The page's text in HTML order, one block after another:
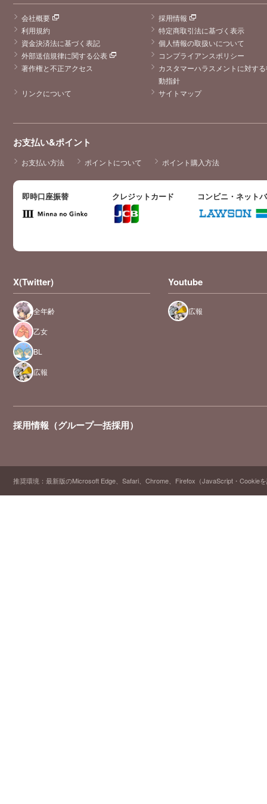
会社概要
採用情報
利用規約
特定商取引法に基づく表示
資金決済法に基づく表記
個人情報の取扱いについて
外部送信規律に関する公表
コンプライアンスポリシー
著作権と不正アクセス
カスタマーハラスメントに対す
動指針
リンクについて
サイトマップ
お支払い&ポイント
お支払い方法 ポイントについて ポイント購入方法
即時口座振替 クレジットカード コンビニ・ネット
X(Twitter)
全年齢
乙女
BL
広報
Youtube
広報
採用情報（グループ一括採用）
推奨環境：最新版のMicrosoft Edge、Safari、Chrome、Firefox（JavaScript・Cookie